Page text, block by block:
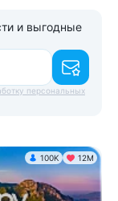
и выгодные
персональных
100K 12М